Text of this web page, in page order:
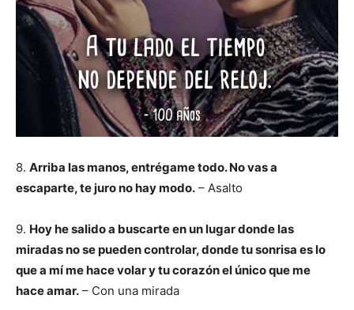
8. Arriba las manos, entrégame todo. No vas a
escaparte, te juro no hay modo. – Asalto
9. Hoy he salido a buscarte en un lugar donde las
miradas no se pueden controlar, donde tu sonrisa es lo
que a mí me hace volar y tu corazón el único que me
hace amar. – Con una mirada